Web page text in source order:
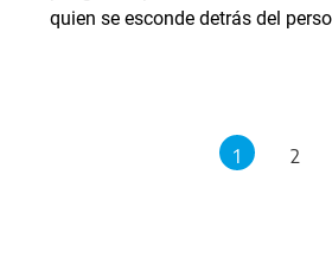
quien se esconde detrás del
1
2